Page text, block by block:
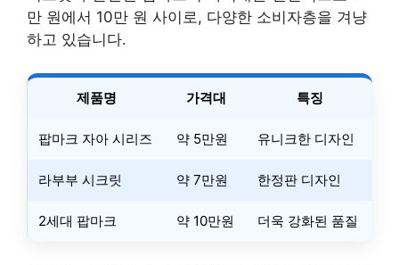
만 원에서 10만 원 사이로, 다양한 소비자층을 겨냥
하고 있습니다.
제품명 가격대 특징
팝마크 자아 시리즈 약 5만원 유니크한 디자인
라부부 시크릿 약 7만원 한정판 디자인
2세대 팝마크 약 10만원 더욱 강화된 품질